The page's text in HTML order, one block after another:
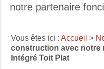
notre partenaire
Vous êtes ici :Accueil >
construction avec notre
Intégré Toit Plat